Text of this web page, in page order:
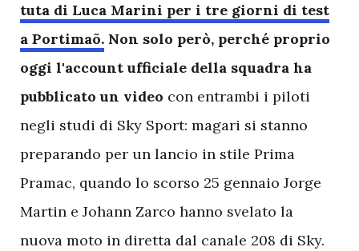
tuta di Luca Marini per i tre giorni di test
a Portimaõ. Non solo però, perché proprio
oggi l'account ufficiale della squadra ha
pubblicato un video con entrambi i piloti
negli studi di Sky Sport: magari si stanno
preparando per un lancio in stile Prima
Pramac, quando lo scorso 25 gennaio Jorge
Martin e Johann Zarco hanno svelato la
nuova moto in diretta dal canale 208 di Sky.